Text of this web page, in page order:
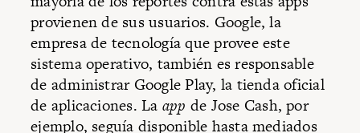
provienen de sus usuarios. Google, la
empresa de tecnología que provee este
sistema operativo, también es responsable
de administrar Google Play, la tienda oficial
de aplicaciones. La app de Jose Cash, por
ejemplo, seguía disponible hasta mediados